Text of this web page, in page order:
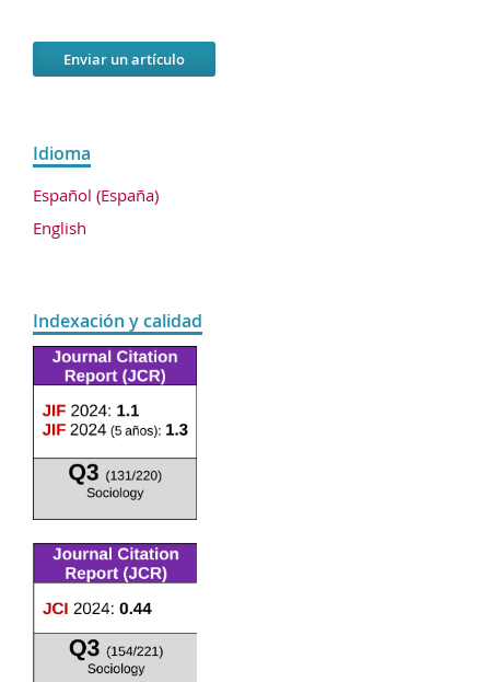
Enviar un artículo
Idioma
Español (España)
English
Indexación y calidad